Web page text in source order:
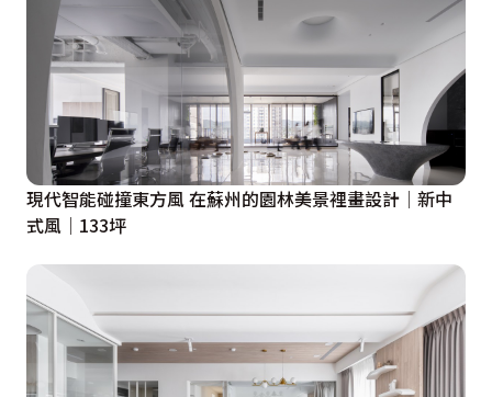
現代智能碰撞東方風 在蘇州的園林美景裡畫設計│新中
式風│133坪